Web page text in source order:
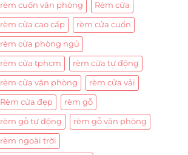
rèm cuốn văn phòng Rèm cửa
rèm cửa cao cấp rèm cửa cuốn
rèm cửa phòng ngủ
rèm cửa tphcm rèm cửa tự động
rèm cửa văn phòng rèm cửa vải
Rèm cửa đẹp rèm gỗ
rèm gỗ tự động rèm gỗ văn phòng
rèm ngoài trời